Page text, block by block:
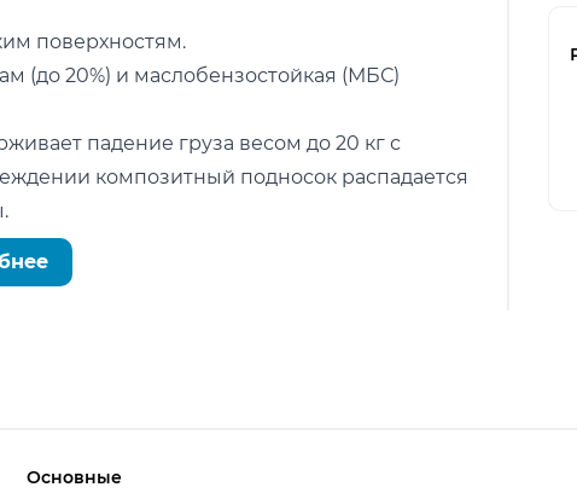
поверхностям.
(до 20%) и маслобензостойкая (МБС)
падение груза весом до 20 кг с
композитный подносок распадается
Основные